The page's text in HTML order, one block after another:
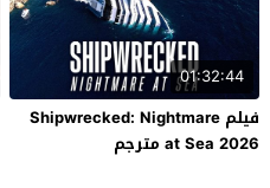
01:32:44
فيلم Shipwrecked: Nightmare
at Sea 2026 مترجم